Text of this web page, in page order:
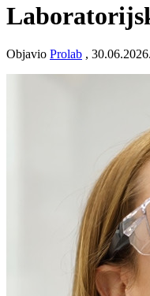
Objavio Prolab ,